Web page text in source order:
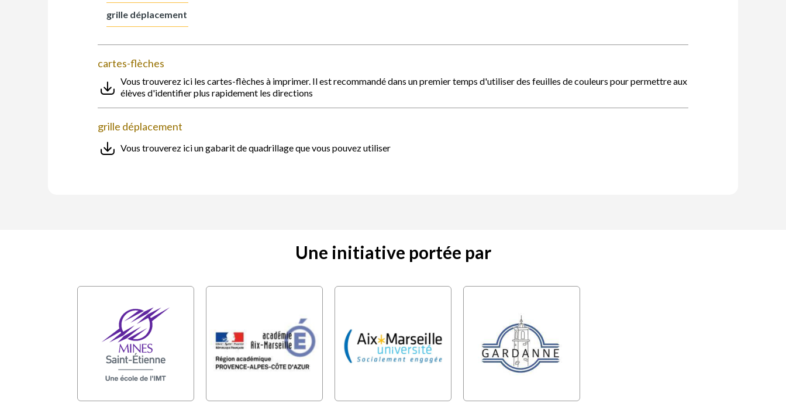
grille déplacement
cartes-flèches
Vous trouverez ici les cartes-flèches à imprimer. Il est recommandé dans un premier temps d'utiliser des feuilles de couleurs pour permettre aux
élèves d'identifier plus rapidement les directions
grille déplacement
Vous trouverez ici un gabarit de quadrillage que vous pouvez utiliser
Une initiative portée par